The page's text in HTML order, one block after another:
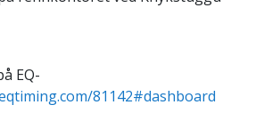
EQ-
81142#dashboard